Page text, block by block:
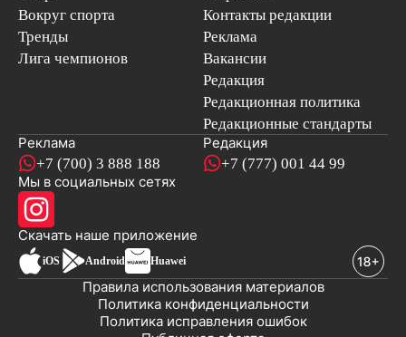
Вокруг спорта
Тренды
Лига чемпионов
Контакты редакции
Реклама
Вакансии
Редакция
Редакционная политика
Редакционные стандарты
Реклама
+7 (700) 3 888 188
Редакция
+7 (777) 001 44 99
Мы в социальных сетях
Скачать наше приложениеновостей
iOS Android Huawei
Политика исправления ошибок
Политика конфиденциальности
Правила использования материалов